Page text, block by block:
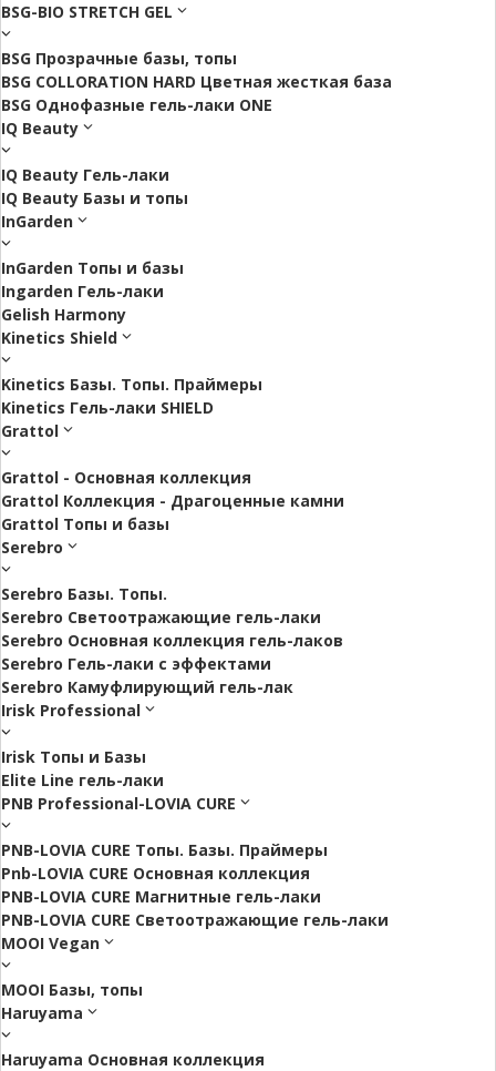
BSG-BIO STRETCH GEL
BSG Прозрачные базы, топы
BSG COLLORATION HARD Цветная жесткая база
BSG Однофазные гель-лаки ONE
IQ Beauty
IQ Beauty Гель-лаки
IQ Beauty Базы и топы
InGarden
InGarden Топы и базы
Ingarden Гель-лаки
Gelish Harmony
Kinetics Shield
Kinetics Базы. Топы. Праймеры
Kinetics Гель-лаки SHIELD
Grattol
Grattol - Oснoвнaя коллекция
Grattol Коллекция - Драгоценные камни
Grattol Топы и базы
Serebro
Serebro Базы. Топы.
Serebro Светоотражающие гель-лаки
Serebro Основная коллекция гель-лаков
Serebro Гель-лаки с эффектами
Serebro Камуфлирующий гель-лак
Irisk Professional
Irisk Топы и Базы
Elite Line гель-лаки
PNB Professional-LOVIA CURE
PNB-LOVIA CURE Топы. Базы. Праймеры
Pnb-LOVIA CURE Основная коллекция
PNB-LOVIA CURE Магнитные гель-лаки
PNB-LOVIA CURE Cветоотражающие гель-лаки
MOOI Vegan
MOOI Базы, топы
Haruyama
Haruyama Основная коллекция